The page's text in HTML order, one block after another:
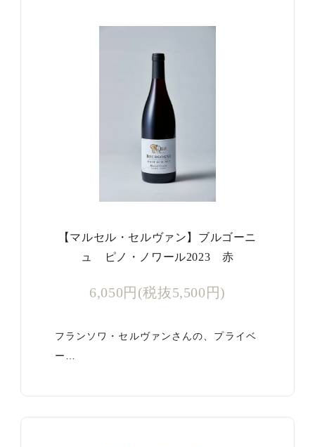
【マルセル・セルヴァン】ブルゴーニ
ュ ピノ・ノワール2023 赤
6,050円(税抜5,500円)
フランソワ・セルヴァンさんの、プライベ
ー…